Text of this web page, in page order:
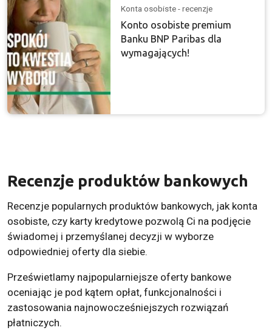
Konta osobiste - recenzje
Konto osobiste premium
Banku BNP Paribas dla
wymagających!
Recenzje produktów bankowych
Recenzje popularnych produktów bankowych, jak konta
osobiste, czy karty kredytowe pozwolą Ci na podjęcie
świadomej i przemyślanej decyzji w wyborze
odpowiedniej oferty dla siebie.
Prześwietlamy najpopularniejsze oferty bankowe
oceniając je pod kątem opłat, funkcjonalności i
zastosowania najnowocześniejszych rozwiązań
płatniczych.